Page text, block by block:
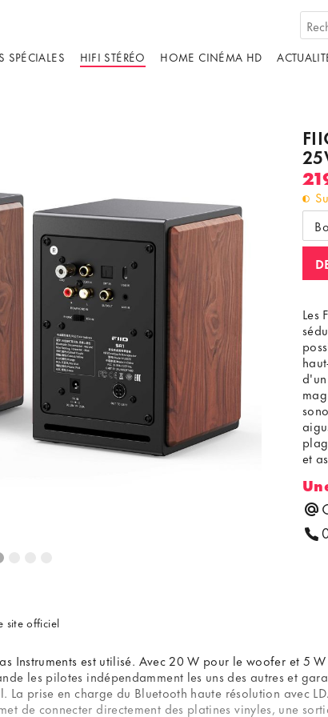
SPÉCIALES HIFI STÉRÉO HOME CINÉMA HD
Les
et
Instruments est utilisé. Avec 20 W pour le woofer et 5
les pilotes indépendamment les uns des autres et
prise en charge du Bluetooth haute résolution avec
de connecter directement des platines vinyles, une
site officiel